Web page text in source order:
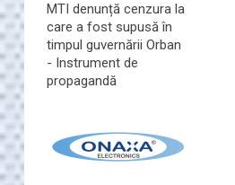
MTI denunță cenzura la
care a fost supusă în
timpul guvernării Orban
- Instrument de
propagandă